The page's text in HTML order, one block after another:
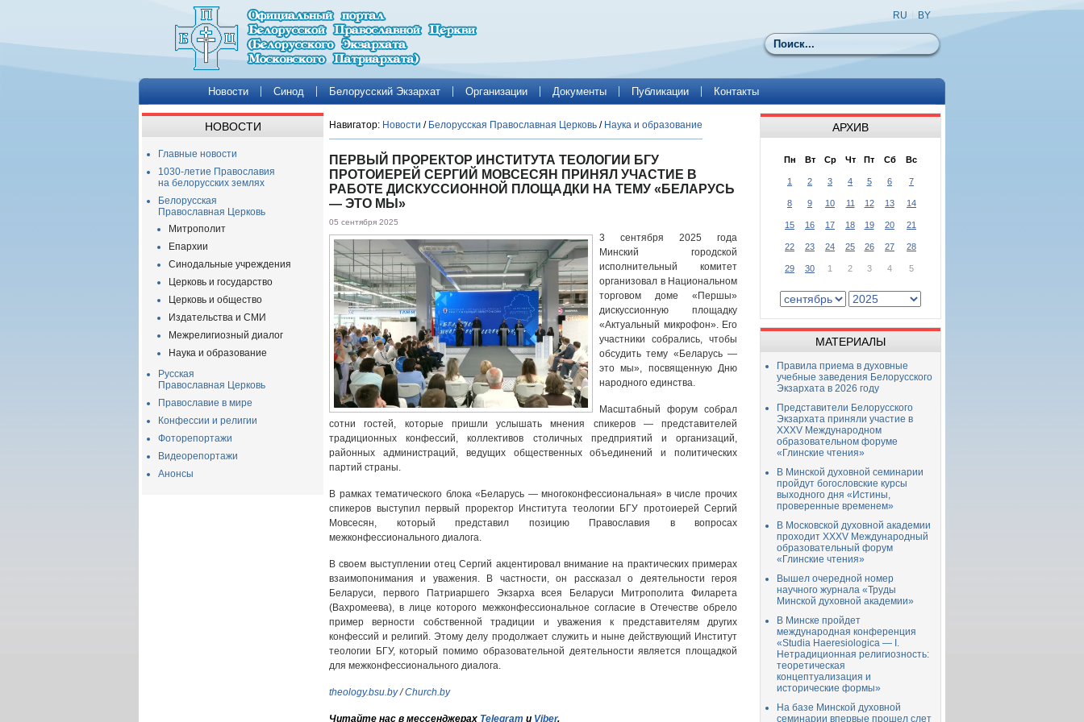
Поиск
RU BY
Новости Синод Белорусский Экзархат Организации Документы Публикации Контакты
НОВОСТИ
Главные новости
1030-летие Православия
на белорусских землях
Белорусская
Православная Церковь
Митрополит
Епархии
Синодальные учреждения
Церковь и государство
Церковь и общество
Издательства и СМИ
Межрелигиозный диалог
Наука и образование
Русская
Православная Церковь
Православие в мире
Конфессии и религии
Фоторепортажи
Видеорепортажи
Анонсы
Навигатор: Новости / Белорусская Православная Церковь / Наука и образование
ПЕРВЫЙ ПРОРЕКТОР ИНСТИТУТА ТЕОЛОГИИ БГУ
ПРОТОИЕРЕЙ СЕРГИЙ МОВСЕСЯН ПРИНЯЛ УЧАСТИЕ В
РАБОТЕ ДИСКУССИОННОЙ ПЛОЩАДКИ НА ТЕМУ «БЕЛАРУСЬ
— ЭТО МЫ»
05 сентября 2025
3 сентября 2025 года
Минский городской
исполнительный комитет
организовал в Национальном
торговом доме «Першы»
дискуссионную площадку
«Актуальный микрофон». Его
участники собрались, чтобы
обсудить тему «Беларусь —
это мы», посвященную Дню
народного единства.
Масштабный форум собрал
сотни гостей, которые пришли услышать мнения спикеров — представителей
традиционных конфессий, коллективов столичных предприятий и организаций,
районных администраций, ведущих общественных объединений и политических
партий страны.
В рамках тематического блока «Беларусь — многоконфессиональная» в числе прочих
спикеров выступил первый проректор Института теологии БГУ протоиерей Сергий
Мовсесян, который представил позицию Православия в вопросах
межконфессионального диалога.
В своем выступлении отец Сергий акцентировал внимание на практических примерах
взаимопонимания и уважения. В частности, он рассказал о деятельности героя
Беларуси, первого Патриаршего Экзарха всея Беларуси Митрополита Филарета
(Вахромеева), в лице которого межконфессиональное согласие в Отечестве обрело
пример верности собственной традиции и уважения к представителям других
конфессий и религий. Этому делу продолжает служить и ныне действующий Институт
теологии БГУ, который помимо образовательной деятельности является площадкой
для межконфессионального диалога.
theology.bsu.by/Church.by
Читайте нас в мессенджерах Telegram и Viber,
АРХИВ
Пн Вт Ср Чт Пт Сб Вс
1 2 3 4 5 6 7
8 9 10 11 12 13 14
15 16 17 18 19 20 21
22 23 24 25 26 27 28
29 30 1 2 3 4 5
МАТЕРИАЛЫ
Правила приема в духовные
учебные заведения Белорусского
Экзархата в 2026 году
Представители Белорусского
Экзархата приняли участие в
XXXV Международном
образовательном форуме
«Глинские чтения»
В Минской духовной семинарии
пройдут богословские курсы
выходного дня «Истины,
проверенные временем»
В Московской духовной академии
проходит XXXV Международный
образовательный форум
«Глинские чтения»
Вышел очередной номер
научного журнала «Труды
Минской духовной академии»
В Минске пройдет
международная конференция
«Studia Haeresiologica — I.
Нетрадиционная религиозность:
теоретическая
концептуализация и
исторические формы»
На базе Минской духовной
семинарии впервые прошел слет